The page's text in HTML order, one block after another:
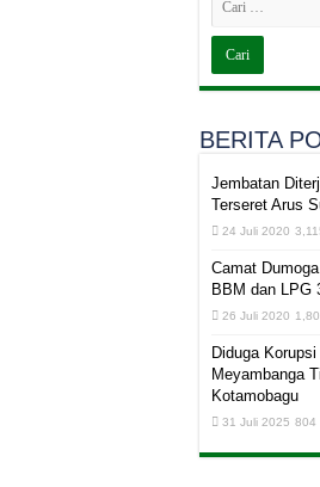
BERITA
Jembatan
Terseret Arus
24 Juli 2020
Camat
BBM dan LPG
26 Juli 2020
Diduga
Meyambanga
Kotamobagu
31 Juli 2025 804